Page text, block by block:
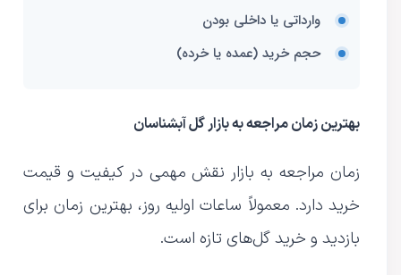
وارداتی یا داخلی بودن
حجم خرید (عمده یا خرده)
بهترین زمان مراجعه به بازار گل آبشناسان
زمان مراجعه به بازار نقش مهمی در کیفیت و قیمت
خرید دارد. معمولاً ساعات اولیه روز، بهترین زمان برای
بازدید و خرید گل‌های تازه است.